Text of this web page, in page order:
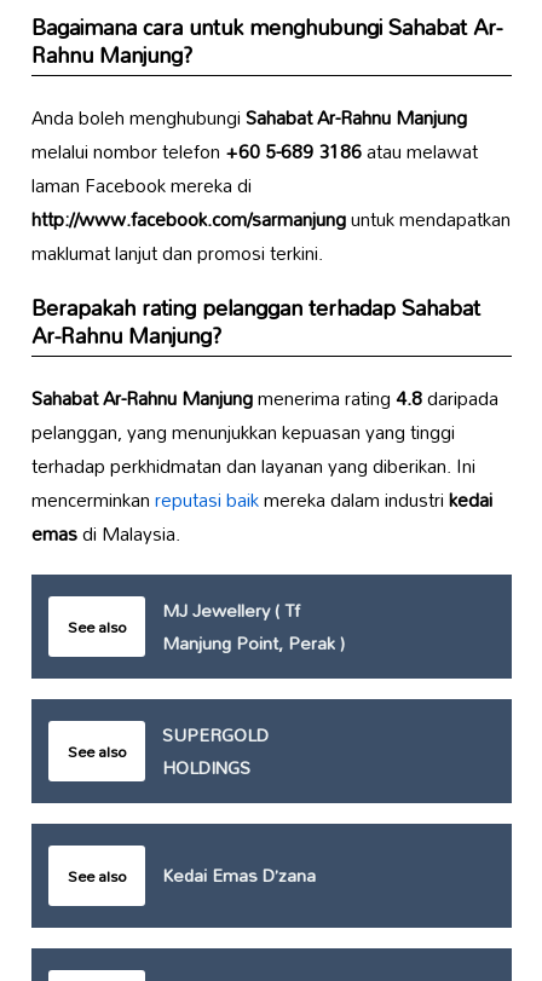
Bagaimana cara untuk menghubungiSahabat Ar-
Rahnu Manjung?
Anda boleh menghubungiSahabat Ar-Rahnu Manjung
melalui nombor telefon+60 5-689 3186atau melawat
laman Facebook mereka di
http://www.facebook.com/sarmanjunguntuk mendapatkan
maklumat lanjut dan promosi terkini.
Berapakah rating pelanggan terhadapSahabat
Ar-Rahnu Manjung?
Sahabat Ar-Rahnu Manjungmenerima rating4.8daripada
pelanggan, yang menunjukkan kepuasan yang tinggi
terhadap perkhidmatan dan layanan yang diberikan. Ini
mencerminkanreputasi baikmereka dalam industrikedai
emasdi Malaysia.
See also
MJ Jewellery ( Tf
Manjung Point, Perak )
See also
SUPERGOLD
HOLDINGS
See also Kedai Emas D’zana